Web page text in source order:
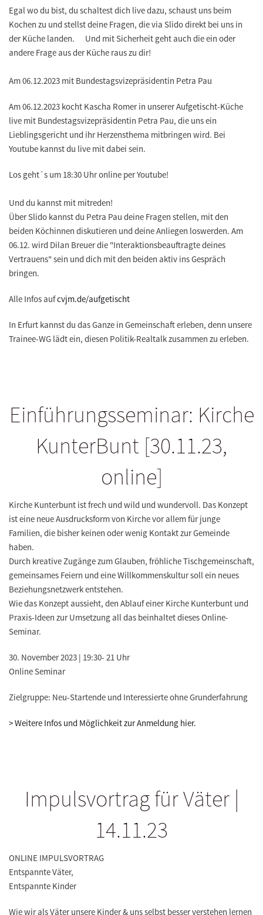
Egal wo du bist, du schaltest dich live dazu, schaust uns beim
Kochen zu und stellst deine Fragen, die via Slido direkt bei uns in
der Küche landen. Und mit Sicherheit geht auch die ein oder
andere Frage aus der Küche raus zu dir!
Am 06.12.2023 mit Bundestagsvizepräsidentin Petra Pau
Am 06.12.2023 kocht Kascha Romer in unserer Aufgetischt-Küche
live mit Bundestagsvizepräsidentin Petra Pau, die uns ein
Lieblingsgericht und ihr Herzensthema mitbringen wird. Bei
Youtube kannst du live mit dabei sein.
Los geht´s um 18:30 Uhr online per Youtube!
Und du kannst mit mitreden!
Über Slido kannst du Petra Pau deine Fragen stellen, mit den
beiden Köchinnen diskutieren und deine Anliegen loswerden. Am
06.12. wird Dilan Breuer die "Interaktionsbeauftragte deines
Vertrauens" sein und dich mit den beiden aktiv ins Gespräch
bringen.
Alle Infos aufcvjm.de/aufgetischt
In Erfurt kannst du das Ganze in Gemeinschaft erleben, denn unsere
Trainee-WG lädt ein, diesen Politik-Realtalk zusammen zu erleben.
Einführungsseminar: Kirche
KunterBunt [30.11.23,
online]
Kirche Kunterbunt ist frech und wild und wundervoll. Das Konzept
ist eine neue Ausdrucksform von Kirche vor allem für junge
Familien, die bisher keinen oder wenig Kontakt zur Gemeinde
haben.
Durch kreative Zugänge zum Glauben, fröhliche Tischgemeinschaft,
gemeinsames Feiern und eine Willkommenskultur soll ein neues
Beziehungsnetzwerk entstehen.
Wie das Konzept aussieht, den Ablauf einer Kirche Kunterbunt und
Praxis-Ideen zur Umsetzung all das beinhaltet dieses Online-
Seminar.
30. November 2023 | 19:30- 21 Uhr
Online Seminar
Zielgruppe: Neu-Startende und Interessierte ohne Grunderfahrung
> Weitere Infos und Möglichkeit zur Anmeldung hier.
Impulsvortrag für Väter |
14.11.23
ONLINE IMPULSVORTRAG
Entspannte Väter,
Entspannte Kinder
Wie wir als Väter unsere Kinder & uns selbst besser verstehen lernen